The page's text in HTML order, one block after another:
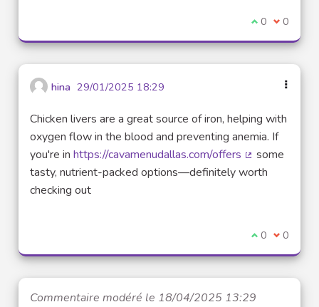
Je suis
0 Je ne
0
hina 29/01/2025 18:29
Chicken livers are a great source of iron, helping with
oxygen flow in the blood and preventing anemia. If
you're in https://cavamenudallas.com/offers
(Lien externe)
some
tasty, nutrient-packed options—definitely worth
checking out
Je suis
0 Je ne
0
Commentaire modéré le 18/04/2025 13:29